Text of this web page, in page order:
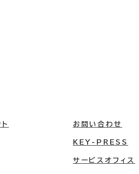
お問い合わせ
KEY-PRESS
サービスオフィス